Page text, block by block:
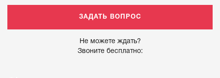
Не можете ждать?
Звоните бесплатно: